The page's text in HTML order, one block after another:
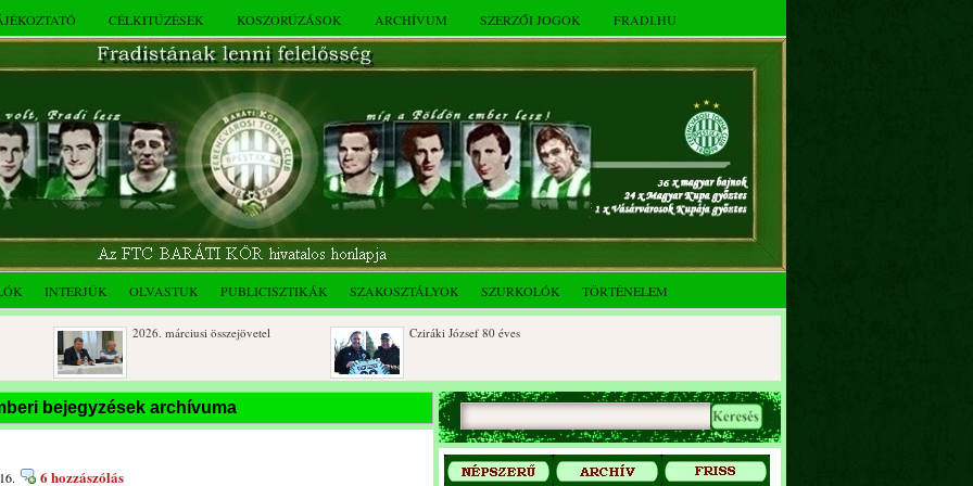
CÉLKITŰZÉSEK KOSZORÚZÁSOK ARCHÍVUM SZERZŐI JOGOK FRADI.HU
INTERJÚK OLVASTUK PUBLICISZTIKÁK SZAKOSZTÁLYOK SZURKOLÓK TÖRTÉNELEM
2026. márciusi összejövetel Cziráki József 80 éves
Rendkívüli közgyűlés és a 2025.
novemberi összejövetel
Dálnoki József 90 éves
bejegyzések archívuma
6 hozzászólás